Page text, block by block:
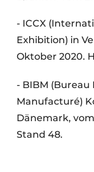
- ICCX
Exhibition) in
Oktober 2020.
- BIBM
Manufacturé)
Dänemark, vom
Stand 48.